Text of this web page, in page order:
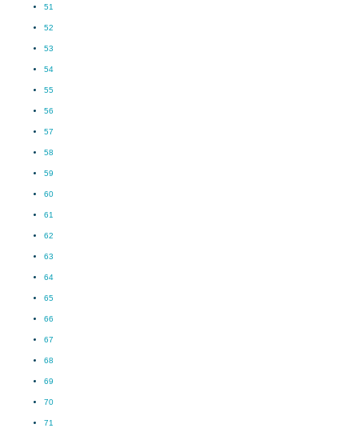
51
52
53
54
55
56
57
58
59
60
61
62
63
64
65
66
67
68
69
70
71